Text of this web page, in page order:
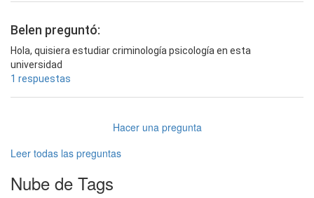
Belen preguntó:
Hola, quisiera estudiar criminología psicología en esta
universidad
1 respuestas
Hacer una pregunta
Leer todas las preguntas
Nube de Tags